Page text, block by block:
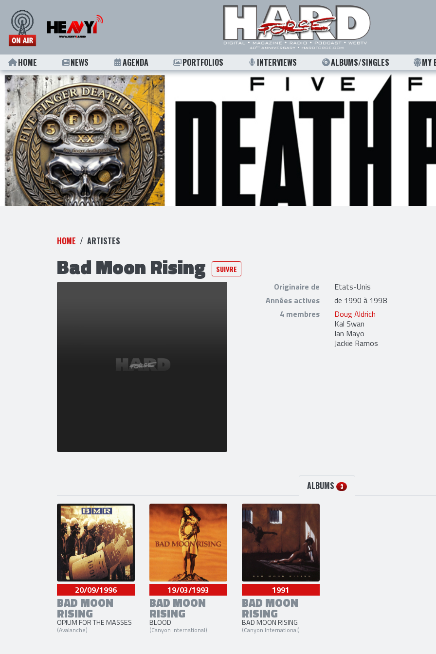
HOME NEWS AGENDA PORTFOLIOS INTERVIEWS ALBUMS/SINGLES MY
HOME ARTISTES
Bad Moon Rising SUIVRE
Originaire de
Etats-Unis
Années actives
de 1990 à 1998
4 membres
Doug Aldrich
Kal Swan
Ian Mayo
Jackie Ramos
ALBUMS 3
20/09/1996
BAD MOON
RISING
OPIUM FOR THE MASSES
(Avalanche)
19/03/1993
BAD MOON
RISING
BLOOD
(Canyon International)
1991
BAD MOON
RISING
BAD MOON RISING
(Canyon International)